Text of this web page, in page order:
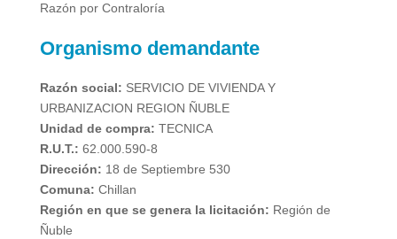
Razón por Contraloría
Organismo demandante
Razón social: SERVICIO DE VIVIENDA Y
URBANIZACION REGION ÑUBLE
Unidad de compra: TECNICA
R.U.T.: 62.000.590-8
Dirección: 18 de Septiembre 530
Comuna: Chillan
Región en que se genera la licitación: Región de
Ñuble